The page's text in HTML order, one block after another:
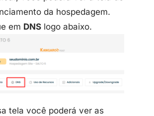
da hospedagem.
em DNS logo abaixo.
tela você poderá ver as